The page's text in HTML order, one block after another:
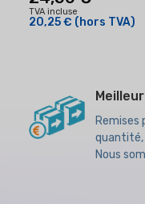
TVA incluse
20,25 € (hors TVA)
Remises
quantité,
Nous